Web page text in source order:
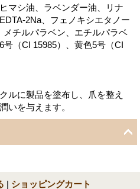
マシ油、ラベンダー油、リナ
2Na、フェノキシエタノー
メチルパラベン、エチルパラベ
（CI 15985）、黄色5号（CI
ルに製品を塗布し、爪を整え
いを与えます。
| ショッピングカート